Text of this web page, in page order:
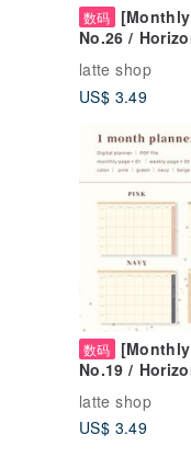
数码
No.26 /
planner that
repeatedly
latte shop
US$ 3.49
数码
No.19 /
repeatedly
latte shop
US$ 3.49